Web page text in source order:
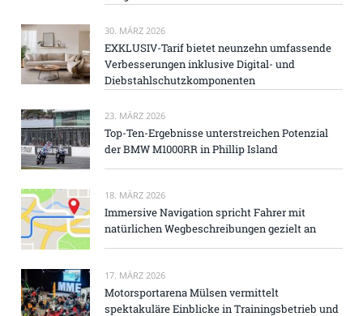
30. MÄRZ 2026
EXKLUSIV-Tarif bietet neunzehn umfassende
Verbesserungen inklusive Digital- und
Diebstahlschutzkomponenten
23. MÄRZ 2026
Top-Ten-Ergebnisse unterstreichen Potenzial
der BMW M1000RR in Phillip Island
18. MÄRZ 2026
Immersive Navigation spricht Fahrer mit
natürlichen Wegbeschreibungen gezielt an
17. MÄRZ 2026
Motorsportarena Mülsen vermittelt
spektakuläre Einblicke in Trainingsbetrieb und